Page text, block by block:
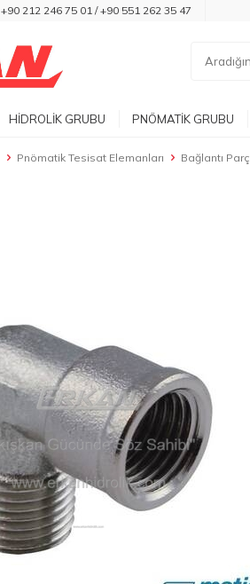
+90 212 246 75 01 / +90 551 262 35 47
HIDROLIK GRUBU PNÖMATIK GRUBU
Pnömatik Tesisat Elemanları Bağlantı